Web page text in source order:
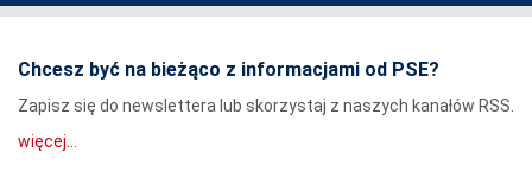
Chcesz być na bieżąco z informacjami od PSE?
Zapisz się do newslettera lub skorzystaj z naszych kanałów RSS.
więcej...